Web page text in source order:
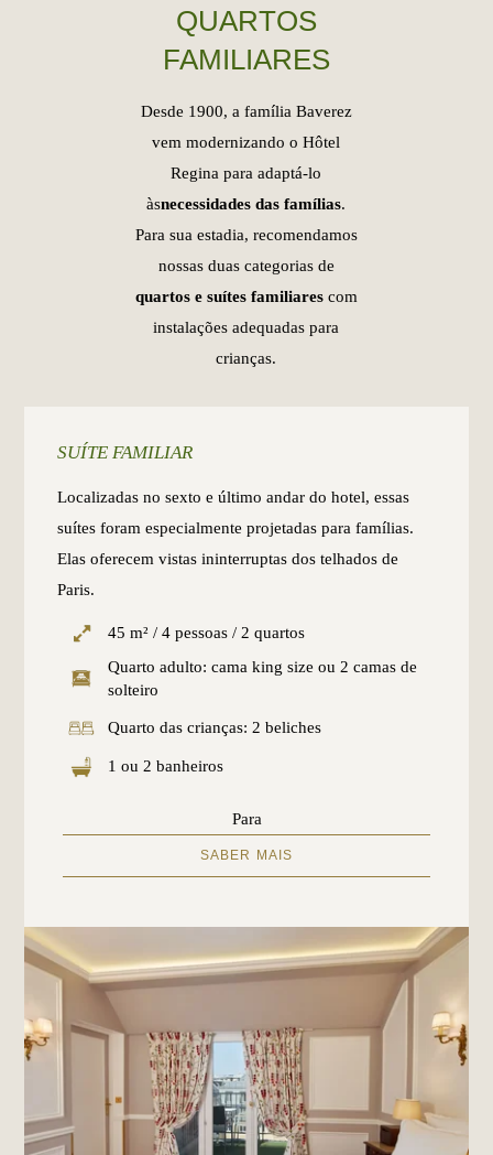
QUARTOS
FAMILIARES
Desde 1900, a família Baverez
vem modernizando o Hôtel
Regina para adaptá-lo
àsnecessidades das famílias.
Para sua estadia, recomendamos
nossas duas categorias de
quartos e suítes familiares com
instalações adequadas para
crianças.
SUÍTE FAMILIAR
Localizadas no sexto e último andar do hotel, essas
suítes foram especialmente projetadas para famílias.
Elas oferecem vistas ininterruptas dos telhados de
Paris.
45 m² / 4 pessoas / 2 quartos
Quarto adulto: cama king size ou 2 camas de
solteiro
Quarto das crianças: 2 beliches
1 ou 2 banheiros
Para
SABER MAIS